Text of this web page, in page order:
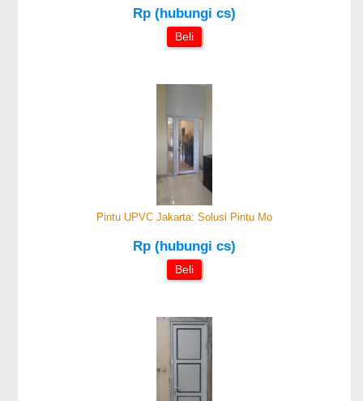
Rp (hubungi cs)
Beli
Pintu UPVC Jakarta: Solusi Pintu Mo
Rp (hubungi cs)
Beli